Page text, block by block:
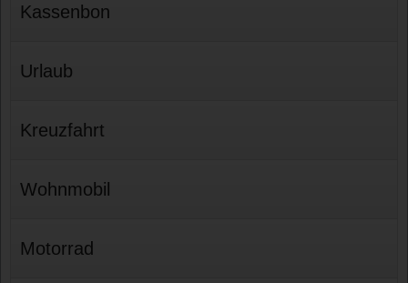
Kassenbon
Urlaub
Kreuzfahrt
Wohnmobil
Motorrad